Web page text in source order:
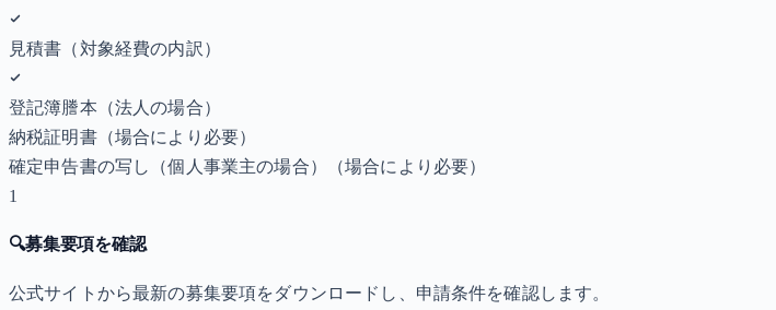
見積書（対象経費の内訳）
登記簿謄本（法人の場合）
納税証明書（場合により必要）
確定申告書の写し（個人事業主の場合）
（場合により必要）
1
🔍募集要項を確認
公式サイトから最新の募集要項をダウンロードし、申請条件を確認します。